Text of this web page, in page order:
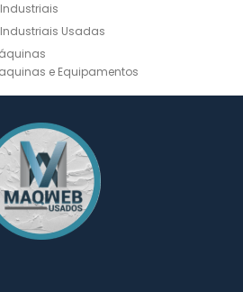
Usadas
e Equipamentos
Operatrizes
CNC Usada
Usada
Dobradeira Hidráulica
Dobradeira Industrial
Máquinas Industriais